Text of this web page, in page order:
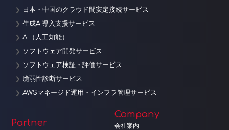
日本・中国のクラウド間安定接続サービス
生成AI導入支援サービス
AI（人工知能）
ソフトウェア開発サービス
ソフトウェア検証・評価サービス
脆弱性診断サービス
AWSマネージド運用・インフラ管理サービス
Partner
Company
会社案内